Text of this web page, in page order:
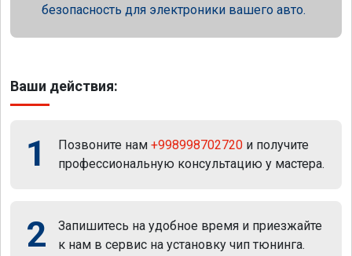
безопасность для электроники вашего авто.
Ваши действия:
1 Позвоните нам +998998702720 и получите
профессиональную консультацию у мастера.
2
Запишитесь на удобное время и приезжайте
к нам в сервис на установку чип тюнинга.